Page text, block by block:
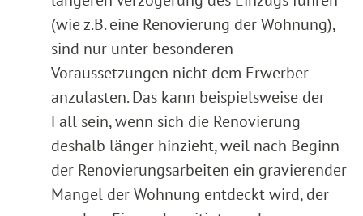
(wie z.B. eine Renovierung der Wohnung),
sind nur unter besonderen
Voraussetzungen nicht dem Erwerber
anzulasten. Das kann beispielsweise der
Fall sein, wenn sich die Renovierung
deshalb länger hinzieht, weil nach Beginn
der Renovierungsarbeiten ein gravierender
Mangel der Wohnung entdeckt wird, der